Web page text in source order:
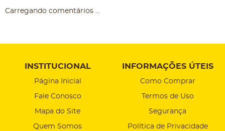
Carregando comentários ...
INSTITUCIONAL
Página Inicial
Fale Conosco
Mapa do Site
Quem Somos
INFORMAÇÕES ÚTEIS
Como Comprar
Termos de Uso
Segurança
Política de Privacidade